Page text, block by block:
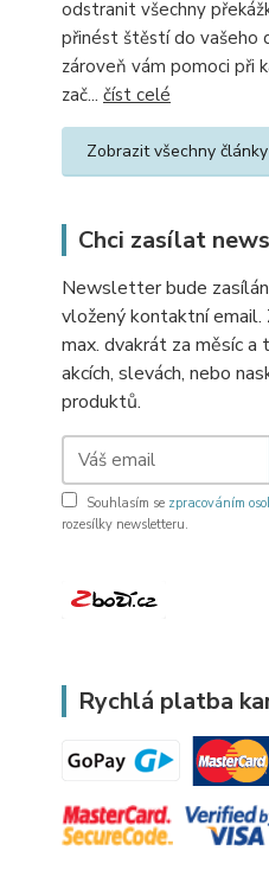
odstranit všechny
přinést štěstí do vašeho
zároveň vám pomoci při
zač... číst celé
Zobrazit všechny články
Chci zasílat
Newsletter bude zasílán
vložený kontaktní email.
max. dvakrát za měsíc a
akcích, slevách, nebo
produktů.
Souhlasím se zpracováním
rozesílky newsletteru.
Rychlá platba